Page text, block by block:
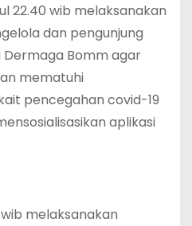
22.40 wib melaksanakan
dan pengunjung
Dermaga Bomm agar
mematuhi
pencegahan covid-19
aplikasi
melaksanakan